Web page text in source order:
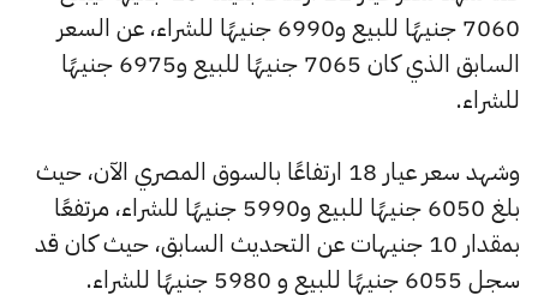
7060 جنيهًا للبيع و6990 جنيهًا للشراء، عن السعر
السابق الذي كان 7065 جنيهًا للبيع و6975 جنيهًا
للشراء.
وشهد سعر عيار 18 ارتفاعًا بالسوق المصري الآن، حيث
بلغ 6050 جنيهًا للبيع و5990 جنيهًا للشراء، مرتفعًا
بمقدار 10 جنيهات عن التحديث السابق، حيث كان قد
سجل 6055 جنيهًا للبيع و 5980 جنيهًا للشراء.